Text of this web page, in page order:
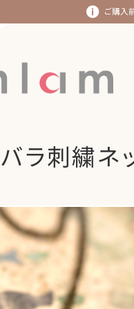
ご購入
ラ刺繍ネ